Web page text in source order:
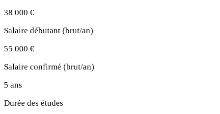
38 000 €
Salaire débutant (brut/an)
55 000 €
Salaire confirmé (brut/an)
5 ans
Durée des études